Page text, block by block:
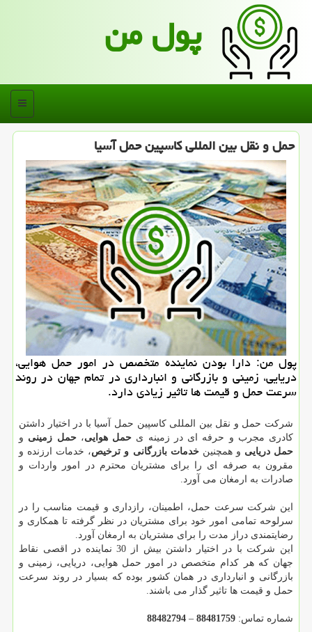
پول من
منو
حمل و نقل بین المللی كاسپین حمل آسیا
پول من: دارا بودن نماینده متخصص در امور حمل هوایی،
دریایی، زمینی و بازرگانی و انبارداری در تمام جهان در روند
سرعت حمل و قیمت ها تاثیر زیادی دارد.
شرکت حمل و نقل بین المللی کاسپین حمل آسیا با در اختیار داشتن
کادری مجرب و حرفه ای در زمینه ی حمل هوایی،حمل زمینی و
حمل دریایی و همچنین خدمات بازرگانی و ترخیص، خدمات ارزنده و
مقرون به صرفه ای را برای مشتریان محترم در امور واردات و
صادرات به ارمغان می آورد.
این شرکت سرعت حمل، اطمینان، رازداری و قیمت مناسب را در
سرلوحه تمامی امور خود برای مشتریان در نظر گرفته تا همکاری و
رضایتمندی دراز مدت را برای مشتریان به ارمغان آورد.
این شرکت با در اختیار داشتن بیش از 30 نماینده در اقصی نقاط
جهان که هر کدام متخصص در امور حمل هوایی، دریایی، زمینی و
بازرگانی و انبارداری در همان کشور بوده که بسیار در روند سرعت
حمل و قیمت ها تاثیر گذار می باشند.
شماره تماس: 88481759
–
88482794